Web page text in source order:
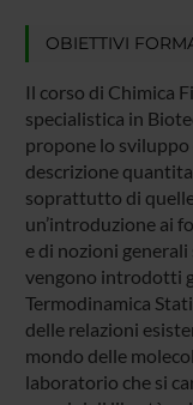
OBIETTIVI
Il corso di Chimica
specialistica in
propone lo sviluppo
descrizione
soprattutto di
un’introduzione ai
e di nozioni
vengono introdotti
Termodinamica
delle relazioni
mondo delle
laboratorio che si